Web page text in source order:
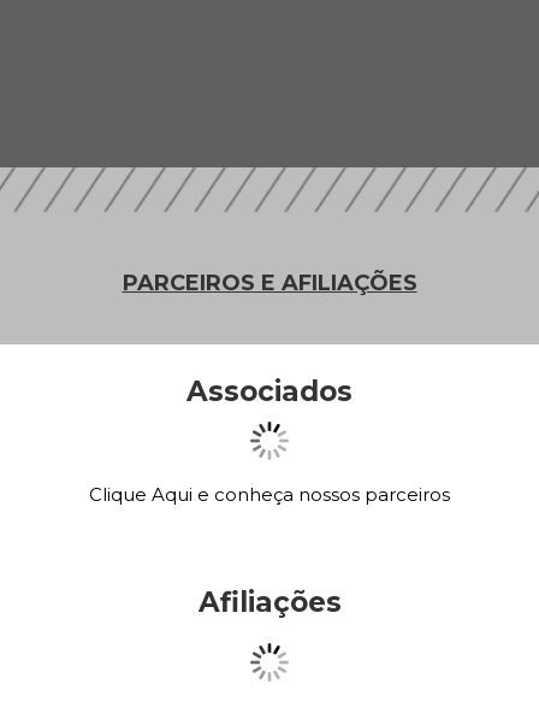
PARCEIROS E AFILIAÇÕES
Associados
Clique Aqui e conheça nossos parceiros
Afiliações